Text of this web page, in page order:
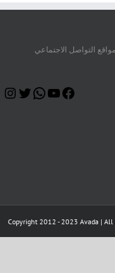
مواقع التواصل الاجتماعي
Facebook
YouTube
WhatsApp
Twitter
Copyright 2012 - 2023 Avada | All